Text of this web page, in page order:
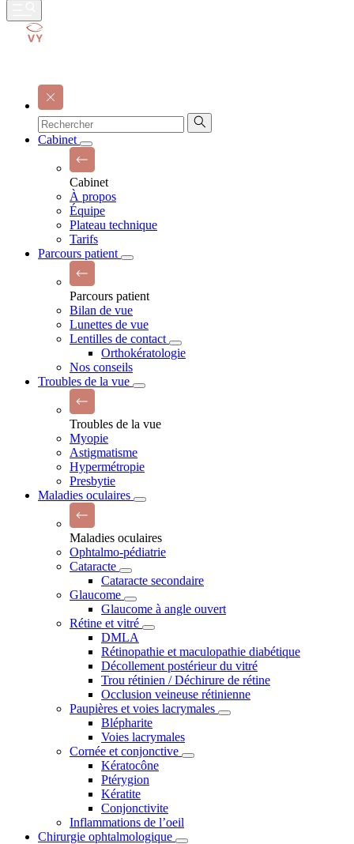
Cabinet
Cabinet
À propos
Équipe
Plateau technique
Tarifs
Parcours patient
Parcours patient
Bilan de vue
Lunettes de vue
Lentilles de contact
Orthokératologie
Nos conseils
Troubles de la vue
Troubles de la vue
Myopie
Astigmatisme
Hypermétropie
Presbytie
Maladies oculaires
Maladies oculaires
Ophtalmo-pédiatrie
Cataracte
Cataracte secondaire
Glaucome
Glaucome à angle ouvert
Rétine et vitré
DMLA
Rétinopathie et maculopathie diabétique
Décollement postérieur du vitré
Trou rétinien / Déchirure de rétine
Occlusion veineuse rétinienne
Paupières et voies lacrymales
Blépharite
Voies lacrymales
Cornée et conjonctive
Kératocône
Ptérygion
Kératite
Conjonctivite
Inflammations de l’oeil
Chirurgie ophtalmologique